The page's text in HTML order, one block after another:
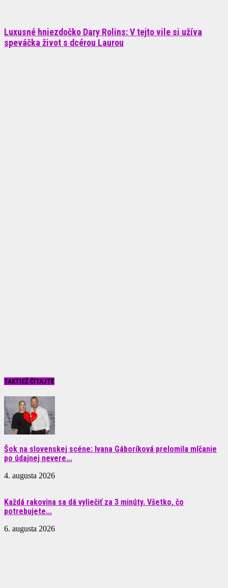
Luxusné hniezdočko Dary Rolins: V tejto vile si užíva
speváčka život s dcérou Laurou
TAKTIEŽ ČÍTAJTE
Šok na slovenskej scéne: Ivana Gáboríková prelomila mlčanie
po údajnej nevere...
4. augusta 2026
Každá rakovina sa dá vyliečiť za 3 minúty. Všetko, čo
potrebujete...
6. augusta 2026